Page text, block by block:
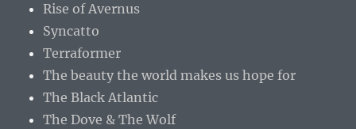
Rise of Avernus
Syncatto
Terraformer
The beauty the world makes us hope for
The Black Atlantic
The Dove & The Wolf